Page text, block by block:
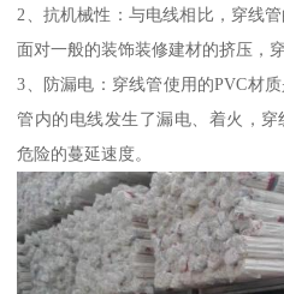
2、抗机械性：与电线相比，穿线管
面对一般的装饰装修建材的挤压，
3、防漏电：穿线管使用的PVC材
管内的电线发生了漏电、着火，
危险的蔓延速度。